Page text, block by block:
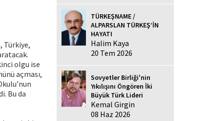
Türkiye,
olgu ise
açması,
Bu da
TÜRKEŞNAME /
ALPARSLAN TÜRKEŞ’İN
HAYATI
Halim Kaya
20 Tem 2026
Sovyetler Birliği'nin
Yıkılışını Öngören İki
Büyük Türk Lideri
Kemal Girgin
08 Haz 2026